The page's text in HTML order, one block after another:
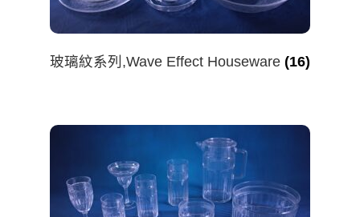
玻璃紋系列,Wave Effect Houseware (16)